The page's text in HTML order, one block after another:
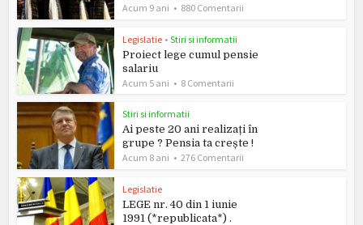
Acum 9 ani
880 Comentarii
Legislatie • Stiri si informatii
Proiect lege cumul pensie
salariu
Acum 5 ani
8 Comentarii
Stiri si informatii
Ai peste 20 ani realizați în
grupe ? Pensia ta crește !
Acum 8 ani
276 Comentarii
Legislatie
LEGE nr. 40 din 1 iunie
1991 (*republicata*) .